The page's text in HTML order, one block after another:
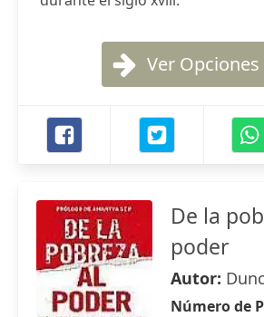
Ver Opciones
De la
poder
Autor:
Número de